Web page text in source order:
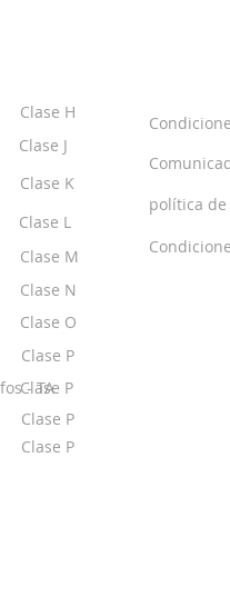
Clase H
Clase J
Clase K
Clase L
Clase M
Clase P
- TA
política
Clase N
Clase O
Clase P
Clase P
Clase P